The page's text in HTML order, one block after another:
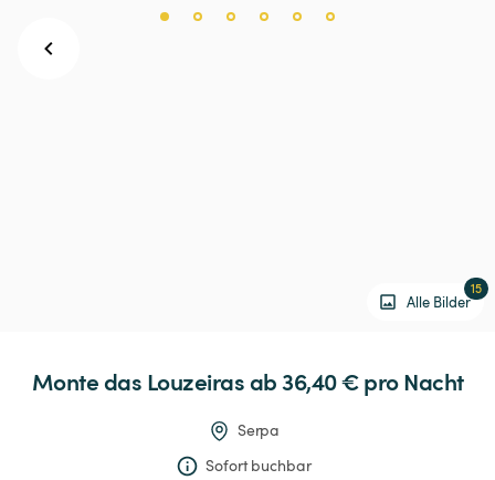
Alle Bilder
15
Montedas Louzeiras ab 36,40 € pro Nacht
Serpa
Sofort buchbar